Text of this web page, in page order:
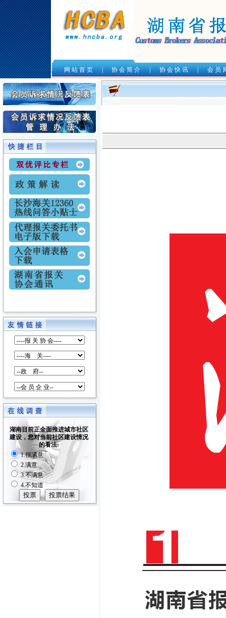
. 网 站 首 页 | 协 会 简 介 | 协 会 快 讯 | 会 员
湖南目前正全面推进城市社区
建设，您对当前社区建设情况
的看法:
1.很满意
2.满意
3.不满意
4.不知道